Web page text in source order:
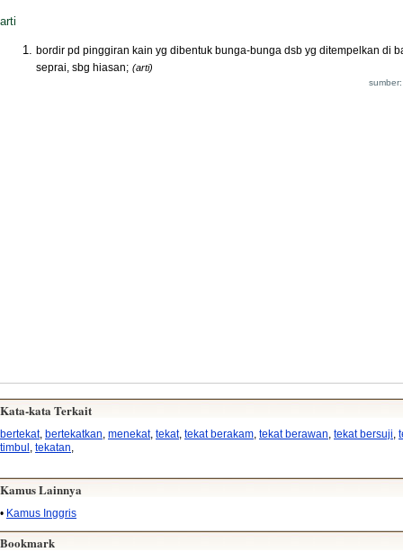
arti
bordir pd pinggiran kain yg dibentuk bunga-bunga dsb yg ditempelkan di
seprai, sbg hiasan; (arti)
Kata-kata Terkait
bertekat, bertekatkan menekat, tekat, tekat berakam tekat berawan tekat bersuji
timbul tekatan
Kamus Lainnya
• Kamus Inggris
Bookmark